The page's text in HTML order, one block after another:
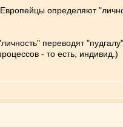
определяют
переводят
- то есть, индивид.)